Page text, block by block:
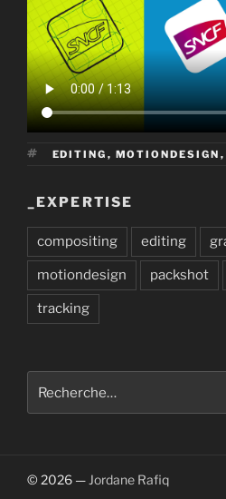
ÉTIQUETTES
EDITING , MOTIONDESIGN ,
_EXPERTISE
compositing editing
motiondesign packshot
tracking
pour
© 2026 — Jordane Rafiq